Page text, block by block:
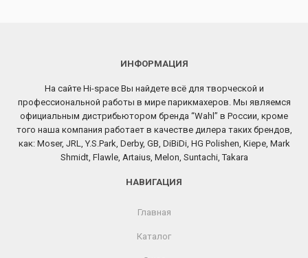
ИНФОРМАЦИЯ
На сайте Hi-space Вы найдете всё для творческой и
профессиональной работы в мире парикмахеров. Мы являемся
официальным дистрибьютором бренда “Wahl” в России, кроме
того наша компания работает в качестве дилера таких брендов,
как: Moser, JRL, Y.S.Park, Derby, GB, DiBiDi, HG Polishen, Kiepe, Mark
Shmidt, Flawle, Artaius, Melon, Suntachi, Takara
НАВИГАЦИЯ
Главная
Каталог